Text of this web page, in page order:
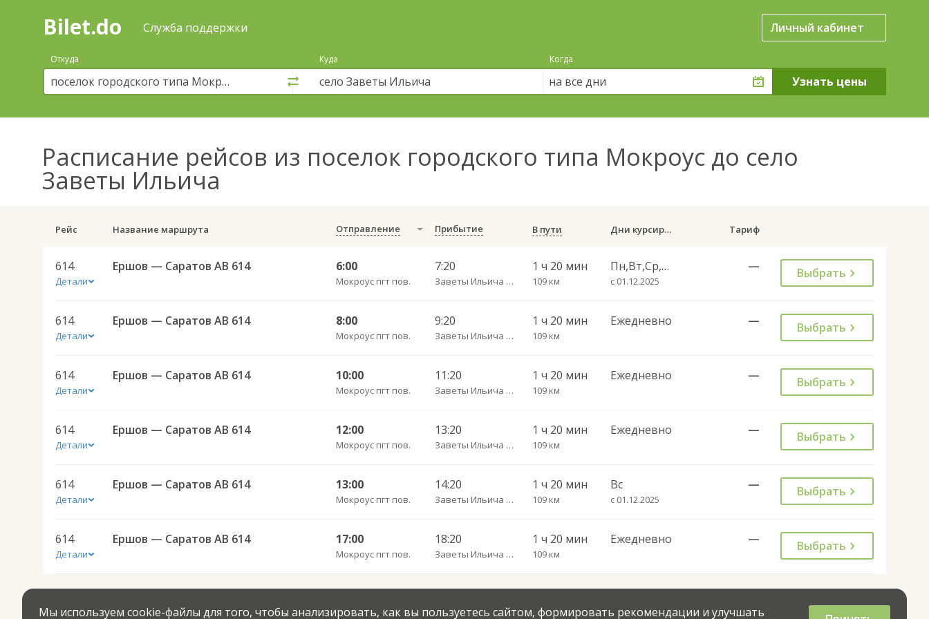
Поиск
покупка
билетов
автобус
онлайн
Bilet.do Служба поддержки Личный кабинет
Откуда Куда Когда
на все дни
Расписание рейсов из поселок городского типа Мокроус до село
Заветы Ильича
Рейс Название маршрута Отправление Прибытие В пути Дни курсирования Тариф
614
Детали
Ершов — Саратов АВ 614 6:00
Мокроус пгт пов.
7:20
Заветы Ильича с. пов.
1 ч 20 мин
109 км
Пн,Вт,Ср,Чт,Пт,Сб
с 01.12.2025
— Выбрать
614
Детали
Ершов — Саратов АВ 614 8:00
Мокроус пгт пов.
9:20
Заветы Ильича с. пов.
1 ч 20 мин
109 км
Ежедневно — Выбрать
614
Детали
Ершов — Саратов АВ 614 10:00
Мокроус пгт пов.
11:20
Заветы Ильича с. пов.
1 ч 20 мин
109 км
Ежедневно — Выбрать
614
Детали
Ершов — Саратов АВ 614 12:00
Мокроус пгт пов.
13:20
Заветы Ильича с. пов.
1 ч 20 мин
109 км
Ежедневно — Выбрать
614
Детали
Ершов — Саратов АВ 614 13:00
Мокроус пгт пов.
14:20
Заветы Ильича с. пов.
1 ч 20 мин
109 км
Вс
с 01.12.2025
— Выбрать
614
Детали
Ершов — Саратов АВ 614 17:00
Мокроус пгт пов.
18:20
Заветы Ильича с. пов.
1 ч 20 мин
109 км
Ежедневно — Выбрать
Мы используем cookie-файлы для того, чтобы анализировать, как вы пользуетесь сайтом, формировать рекомендации и улучшать